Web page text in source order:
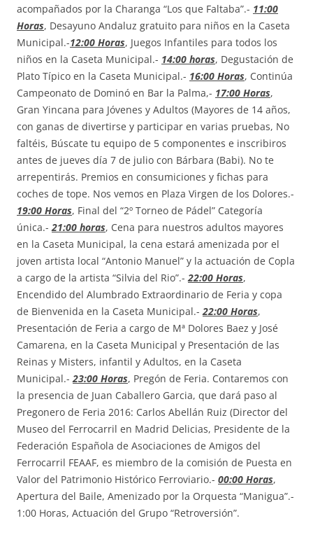
acompañados por la Charanga “Los que Faltaba”.- 11:00
Horas, Desayuno Andaluz gratuito para niños en la Caseta
Municipal.-12:00 Horas, Juegos Infantiles para todos los
niños en la Caseta Municipal.- 14:00 horas, Degustación de
Plato Típico en la Caseta Municipal.- 16:00 Horas, Continúa
Campeonato de Dominó en Bar la Palma,- 17:00 Horas,
Gran Yincana para Jóvenes y Adultos (Mayores de 14 años,
con ganas de divertirse y participar en varias pruebas, No
faltéis, Búscate tu equipo de 5 componentes e inscribiros
antes de jueves día 7 de julio con Bárbara (Babi). No te
arrepentirás. Premios en consumiciones y fichas para
coches de tope. Nos vemos en Plaza Virgen de los Dolores.-
19:00 Horas, Final del “2º Torneo de Pádel” Categoría
única.-21:00 horas, Cena para nuestros adultos mayores
en la Caseta Municipal, la cena estará amenizada por el
joven artista local “Antonio Manuel” y la actuación de Copla
a cargo de la artista “Silvia del Rio”.-22:00 Horas,
Encendido del Alumbrado Extraordinario de Feria y copa
de Bienvenida en la Caseta Municipal.-22:00 Horas,
Presentación de Feria a cargo de Mª Dolores Baez y José
Camarena, en la Caseta Municipal y Presentación de las
Reinas y Misters, infantil y Adultos, en la Caseta
Municipal.-23:00 Horas, Pregón de Feria. Contaremos con
la presencia de Juan Caballero Garcia, que dará paso al
Pregonero de Feria 2016: Carlos Abellán Ruiz (Director del
Museo del Ferrocarril en Madrid Delicias, Presidente de la
Federación Española de Asociaciones de Amigos del
Ferrocarril FEAAF, es miembro de la comisión de Puesta en
Valor del Patrimonio Histórico Ferroviario.- 00:00 Horas,
Apertura del Baile, Amenizado por la Orquesta “Manigua”.-
1:00 Horas, Actuación del Grupo “Retroversión”.